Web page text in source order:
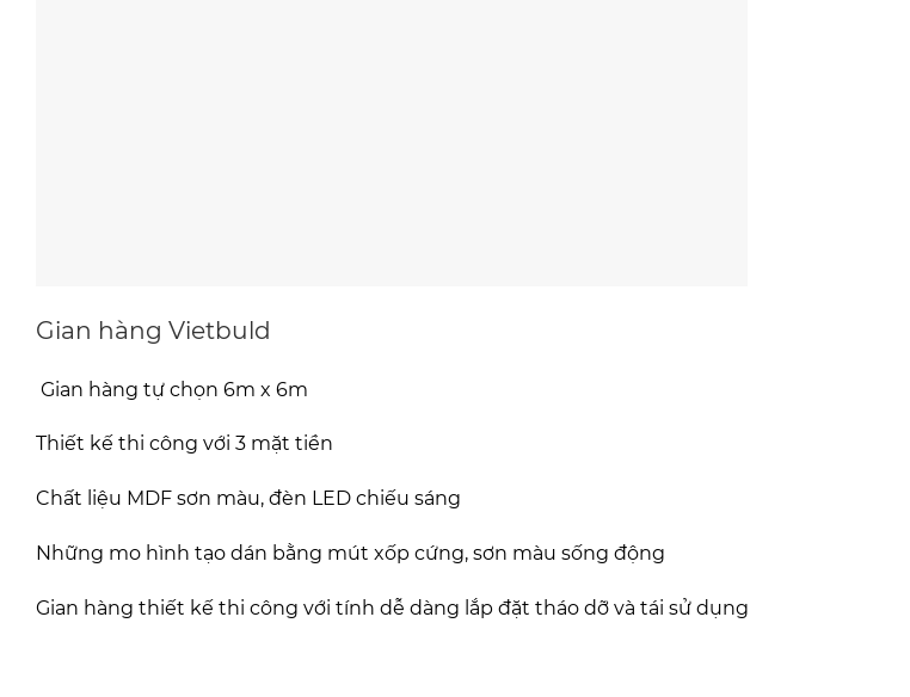
Gian hàng Vietbuld
Gian hàng tự chọn 6m x 6m
Thiết kế thi công với 3 mặt tiền
Chất liệu MDF sơn màu, đèn LED chiếu sáng
Những mo hình tạo dán bằng mút xốp cứng, sơn màu sống động
Gian hàng thiết kế thi công với tính dễ dàng lắp đặt tháo dỡ và tái sử dụng